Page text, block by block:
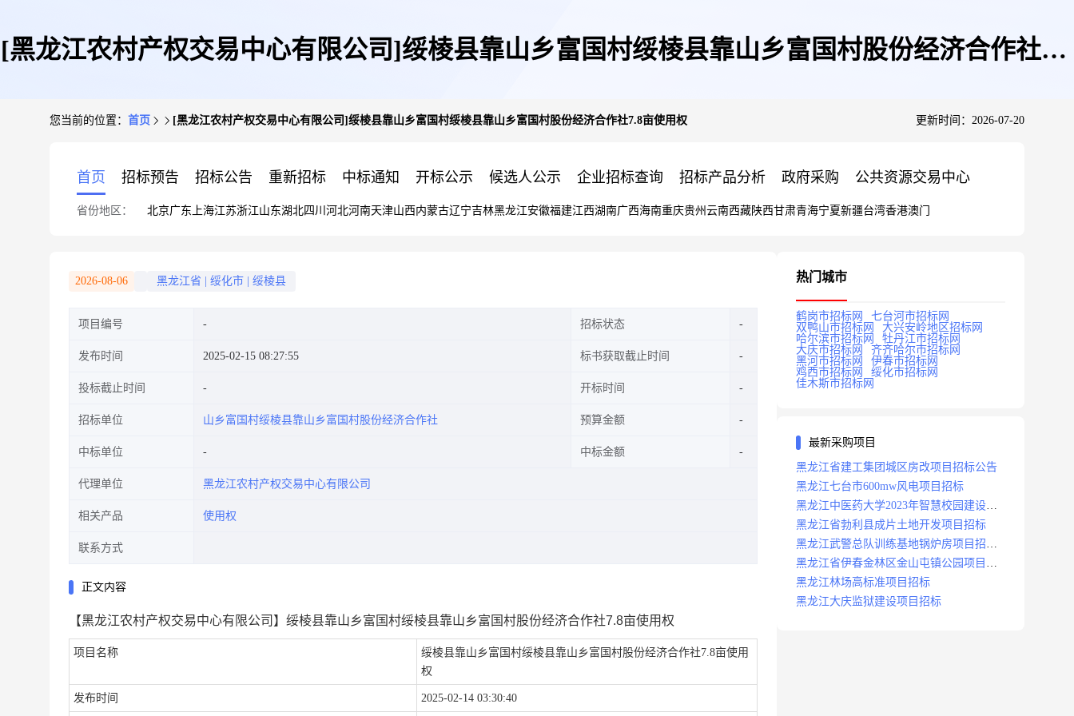
[黑龙江农村产权交易中心有限公司]绥棱县靠山乡富国村绥棱县靠山乡富国村股份经济合作社7.8
您当前的位置： 首页 [黑龙江农村产权交易中心有限公司]绥棱县靠山乡富国村绥棱县靠山乡富国村股份经济合作社7.8亩使用权 更新时间：2026-07-20
首页 招标预告 招标公告 重新招标 中标通知 开标公示 候选人公示 企业招标查询 招标产品分析 政府采购 公共资源交易中心
省份地区： 北京广东 上海江苏浙江山东湖北四川 河北河南天津山西内蒙古辽宁吉林黑龙江安徽福建江西湖南广西海南重庆贵州 云南西藏陕西甘肃青海宁夏新疆台湾香港澳门
2026-08-06 黑龙江省 绥化市 绥棱县
项目编号 招标状态
发布时间 2025-02-15 08:27:55 标书获取截止时间
投标截止时间 开标时间
招标单位 山乡富国村绥棱县靠山乡富国村股份经济合作社 预算金额
中标单位 中标金额
代理单位 黑龙江农村产权交易中心有限公司
相关产品 使用权
联系方式
正文内容
【黑龙江农村产权交易中心有限公司】绥棱县靠山乡富国村绥棱县靠山乡富国村股份经济合作社7.8亩使用权
项目名称
绥棱县靠山乡富国村绥棱县靠山乡富国村股份经济合作社7.8亩使用
权
发布时间 2025-02-14 03:30:40
热门城市
鹤岗市招标网
七台河市招标网
双鸭山市招标网
大兴安岭地区招标网
哈尔滨市招标网
牡丹江市招标网
大庆市招标网
齐齐哈尔市招标网
黑河市招标网
伊春市招标网
鸡西市招标网
绥化市招标网
佳木斯市招标网
最新采购项目
黑龙江省建工集团城区房改项目招标公告
黑龙江七台市600mw风电项目招标
黑龙江中医药大学2023年智慧校园建设项
目招标公告
黑龙江省勃利县成片土地开发项目招标
黑龙江武警总队训练基地锅炉房项目招标
公示
黑龙江省伊春金林区金山屯镇公园项目招
标公告
黑龙江林场高标准项目招标
黑龙江大庆监狱建设项目招标